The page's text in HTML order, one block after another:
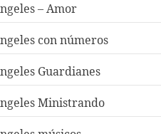
– Amor
con números
Guardianes
Ministrando